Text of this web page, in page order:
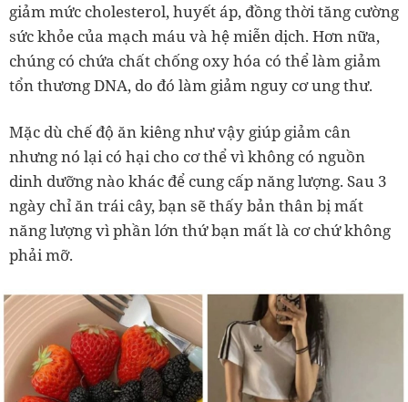
giảm mức cholesterol, huyết áp, đồng thời tăng cường
sức khỏe của mạch máu và hệ miễn dịch. Hơn nữa,
chúng có chứa chất chống oxy hóa có thể làm giảm
tổn thương DNA, do đó làm giảm nguy cơ ung thư.
Mặc dù chế độ ăn kiêng như vậy giúp giảm cân
nhưng nó lại có hại cho cơ thể vì không có nguồn
dinh dưỡng nào khác để cung cấp năng lượng. Sau 3
ngày chỉ ăn trái cây, bạn sẽ thấy bản thân bị mất
năng lượng vì phần lớn thứ bạn mất là cơ chứ không
phải mỡ.